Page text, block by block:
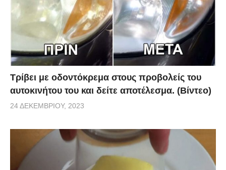
Τρίβει με οδοντόκρεμα στους προβολείς του
αυτοκινήτου του και δείτε αποτέλεσμα. (Βίντεο)
24 ΔΕΚΕΜΒΡΊΟΥ, 2023